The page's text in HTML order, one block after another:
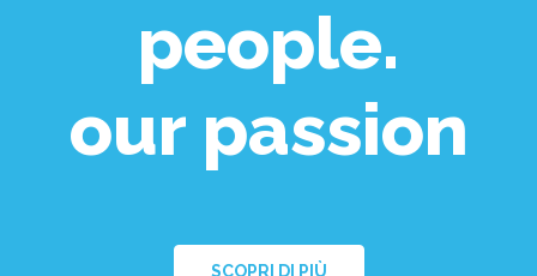
people.
our passion
SCOPRI DI PIÙ